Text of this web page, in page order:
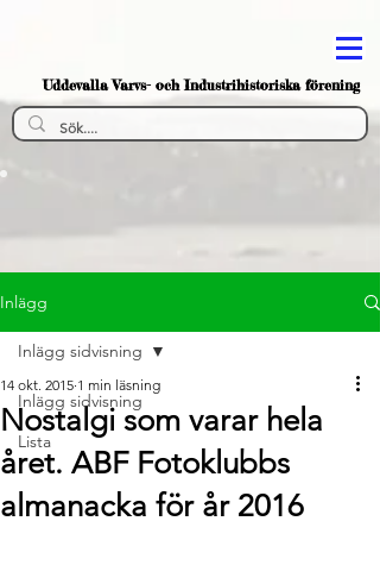
Uddevalla Varvs- och Industrihistoriska förening
Inlägg
Inlägg sidvisning
Lista
Inlägg sidvisning
Nostalgi som varar hela
året. ABF Fotoklubbs
almanacka för år 2016
14 okt. 2015 1 min läsning